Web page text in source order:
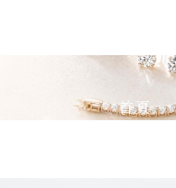
首頁 /